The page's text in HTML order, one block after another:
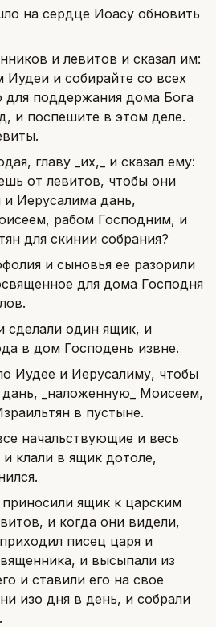
на сердце Иоасу обновить
и левитов и сказал им:
Иудеи и собирайте со всех
для поддержания дома Бога
и поспешите в этом деле.
главу _их,_ и сказал ему:
от левитов, чтобы они
и Иерусалима дань,
рабом Господним, и
для скинии собрания?
и сыновья ее разорили
для дома Господня
сделали один ящик, и
в дом Господень извне.
Иудее и Иерусалиму, чтобы
_наложенную_ Моисеем,
в пустыне.
начальствующие и весь
клали в ящик дотоле,
ящик к царским
и когда они видели,
писец царя и
и высыпали из
и ставили его на свое
изо дня в день, и собрали